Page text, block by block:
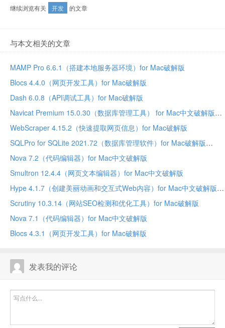
继续浏览有关 开发 的文章
与本文相关的文章
MAMP Pro 6.6.1（搭建本地服务器环境）for Mac破解版
Blocs 4.4.0（网页开发工具）for Mac破解版
Dash 6.0.8（API调试工具）for Mac破解版
Navicat Premium 15.0.30（数据库管理工具） for Mac中文破解版
WebScraper 4.15.2（快速提取网页信息）for Mac破解版
SQLPro for SQLite 2021.72（数据库管理软件）for Mac破解版
Nova 7.2（代码编辑器）for Mac中文破解版
Smultron 12.4.4（网页文本编辑器）for Mac中文破解版
Hype 4.1.7（创建美丽动画和交互式Web内容）for Mac中文破解版
Scrutiny 10.3.14（网站SEO检测和优化工具）for Mac破解版
Nova 7.1（代码编辑器）for Mac中文破解版
Blocs 4.3.1（网页开发工具）for Mac破解版
发表我的评论